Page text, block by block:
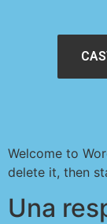
Welcome to
delete it, then
Una